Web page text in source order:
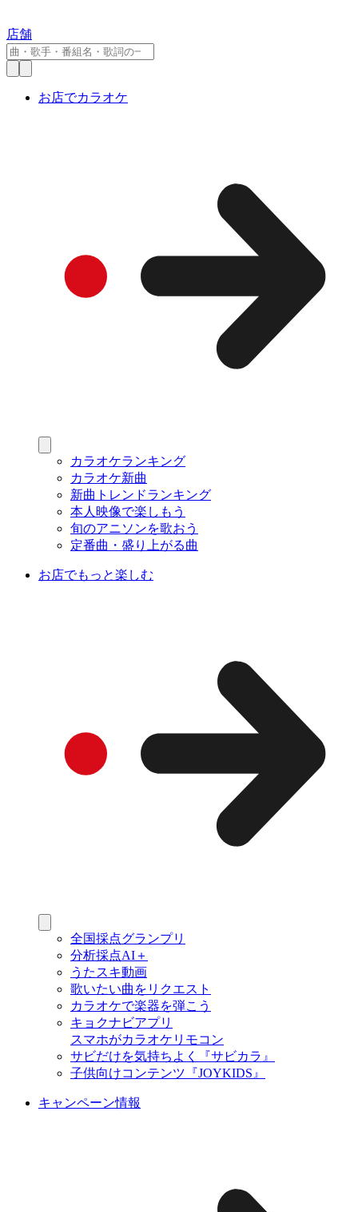
店舗
お店でカラオケ
カラオケランキング
カラオケ新曲
新曲トレンドランキング
本人映像で楽しもう
旬のアニソンを歌おう
定番曲・盛り上がる曲
お店でもっと楽しむ
全国採点グランプリ
分析採点AI＋
うたスキ動画
歌いたい曲をリクエスト
カラオケで楽器を弾こう
キョクナビアプリ
スマホがカラオケリモコン
サビだけを気持ちよく『サビカラ』
子供向けコンテンツ『JOYKIDS』
キャンペーン情報